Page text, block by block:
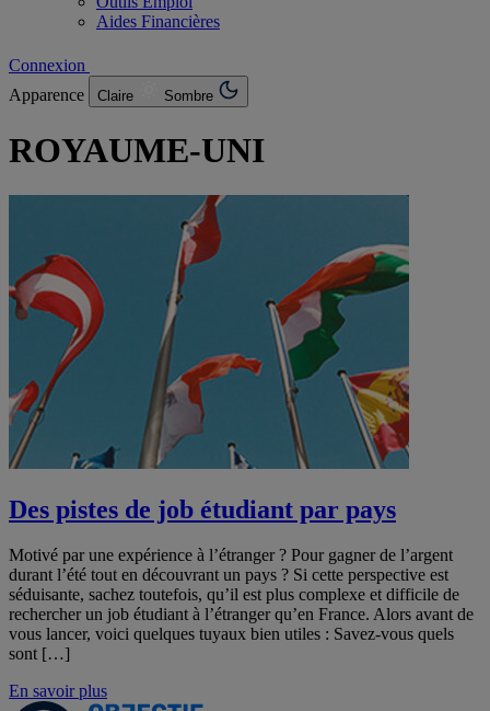
Aides Financières
Connexion
Apparence
Claire Sombre
ROYAUME-UNI
Des pistes de job étudiant par pays
Motivé par une expérience à l’étranger ? Pour gagner de l’argent
durant l’été tout en découvrant un pays ? Si cette perspective est
séduisante, sachez toutefois, qu’il est plus complexe et difficile de
rechercher un job étudiant à l’étranger qu’en France. Alors avant de
vous lancer, voici quelques tuyaux bien utiles : Savez-vous quels
sont […]
En savoir plus